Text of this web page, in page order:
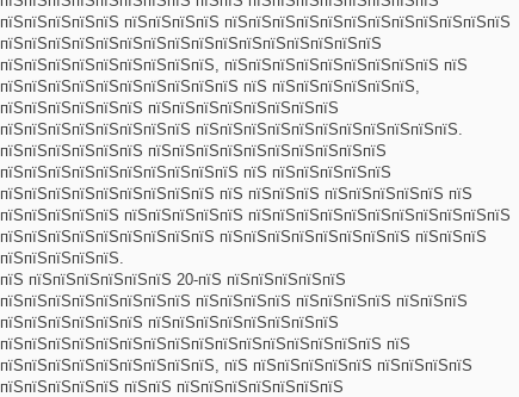
пїЅпїЅпїЅпїЅпїЅ пїЅпїЅпїЅпїЅ пїЅпїЅпїЅпїЅпїЅпїЅпїЅпїЅпїЅпїЅпїЅпїЅ
пїЅпїЅпїЅпїЅпїЅпїЅпїЅпїЅпїЅпїЅпїЅпїЅпїЅпїЅпїЅпїЅ
пїЅпїЅпїЅпїЅпїЅпїЅпїЅпїЅпїЅ, пїЅпїЅпїЅпїЅпїЅпїЅпїЅпїЅпїЅ пїЅ
пїЅпїЅпїЅпїЅпїЅпїЅпїЅпїЅпїЅпїЅ пїЅ пїЅпїЅпїЅпїЅпїЅпїЅ,
пїЅпїЅпїЅпїЅпїЅпїЅ пїЅпїЅпїЅпїЅпїЅпїЅпїЅпїЅ
пїЅпїЅпїЅпїЅпїЅпїЅпїЅпїЅ пїЅпїЅпїЅпїЅпїЅпїЅпїЅпїЅпїЅпїЅпїЅ.
пїЅпїЅпїЅпїЅпїЅпїЅ пїЅпїЅпїЅпїЅпїЅпїЅпїЅпїЅпїЅпїЅ
пїЅпїЅпїЅпїЅпїЅпїЅпїЅпїЅпїЅпїЅ пїЅ пїЅпїЅпїЅпїЅпїЅ
пїЅпїЅпїЅпїЅпїЅпїЅпїЅпїЅпїЅ пїЅ пїЅпїЅпїЅ пїЅпїЅпїЅпїЅпїЅ пїЅ
пїЅпїЅпїЅпїЅпїЅ пїЅпїЅпїЅпїЅпїЅ пїЅпїЅпїЅпїЅпїЅпїЅпїЅпїЅпїЅпїЅпїЅ
пїЅпїЅпїЅпїЅпїЅпїЅпїЅпїЅпїЅ пїЅпїЅпїЅпїЅпїЅпїЅпїЅпїЅ пїЅпїЅпїЅ
пїЅпїЅпїЅпїЅпїЅ.
пїЅ пїЅпїЅпїЅпїЅпїЅпїЅ 20-пїЅ пїЅпїЅпїЅпїЅпїЅ
пїЅпїЅпїЅпїЅпїЅпїЅпїЅпїЅ пїЅпїЅпїЅпїЅ пїЅпїЅпїЅпїЅ пїЅпїЅпїЅ
пїЅпїЅпїЅпїЅпїЅпїЅ пїЅпїЅпїЅпїЅпїЅпїЅпїЅпїЅ
пїЅпїЅпїЅпїЅпїЅпїЅпїЅпїЅпїЅпїЅпїЅпїЅпїЅпїЅпїЅпїЅ пїЅ
пїЅпїЅпїЅпїЅпїЅпїЅпїЅпїЅпїЅ, пїЅ пїЅпїЅпїЅпїЅпїЅ пїЅпїЅпїЅпїЅ
пїЅпїЅпїЅпїЅпїЅ пїЅпїЅ пїЅпїЅпїЅпїЅпїЅпїЅпїЅ